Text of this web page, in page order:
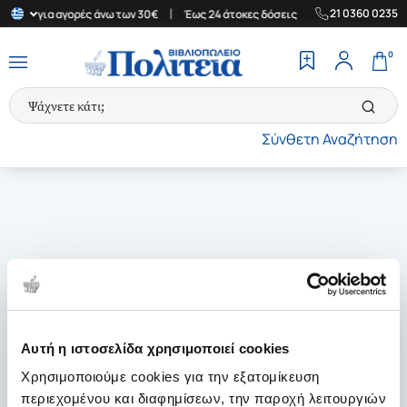
Αυτή η ιστοσελίδα χρησιμοποιεί cookies
Χρησιμοποιούμε cookies για την εξατομίκευση
περιεχομένου και διαφημίσεων, την παροχή λειτουργιών
για αγορές άνω των 30€ Έως 24 άτοκες δόσεις | Δωρεάν
21 0360 0235
Σύνθετη Αναζήτηση
0